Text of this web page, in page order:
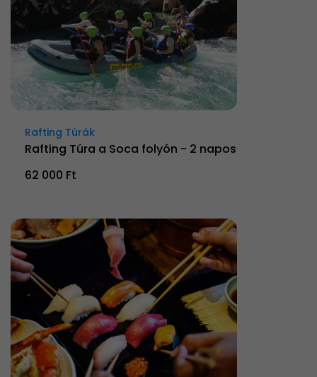
Rafting Túrák
Rafting Túra a Soca folyón - 2 napos
62 000 Ft